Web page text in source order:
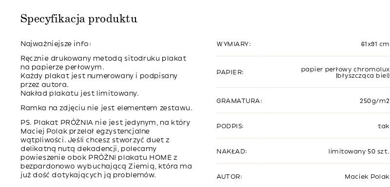
Specyfikacja produktu
Najważniejsze info:
Ręcznie drukowany metodą sitodruku plakat
na papierze perłowym.
Każdy plakat jest numerowany i podpisany
przez autora.
Nakład plakatu jest limitowany.
Ramka na zdjęciu nie jest elementem zestawu.
PS. Plakat PRÓŻNIA nie jest jedynym, na który
Maciej Polak przelał egzystencjalne
wątpliwości. Jeśli chcesz stworzyć duet z
delikatną nutą dekadencji, polecamy
powieszenie obok PRÓŻNI plakatu HOME z
bezpardonowo wybuchającą Ziemią, która ma
już dość dotykających ją problemów.
WYMIARY: 61x91 cm
PAPIER:
papier perłowy chromolux
(błyszcząca biel)
GRAMATURA: 250g/m2
PODPIS: tak
NAKŁAD: limitowany 50 szt.
AUTOR: Maciek Polak